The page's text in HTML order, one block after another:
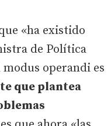
«ha existido
de Política
operandi es
que plantea